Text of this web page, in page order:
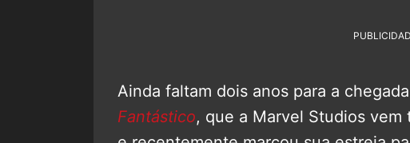
Ainda faltam dois anos para a
Fantástico, que a Marvel Studios